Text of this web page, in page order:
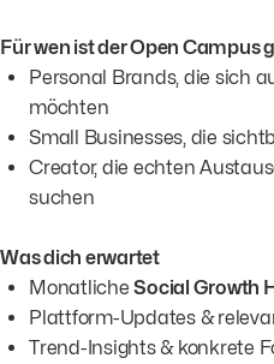
Für wen ist der Open Campus
Personal Brands, die sich
möchten
Small Businesses, die
Creator, die echten
suchen
Was dich erwartet
MonatlicheSocial Growth
Plattform-Updates &
Trend-Insights & konkrete